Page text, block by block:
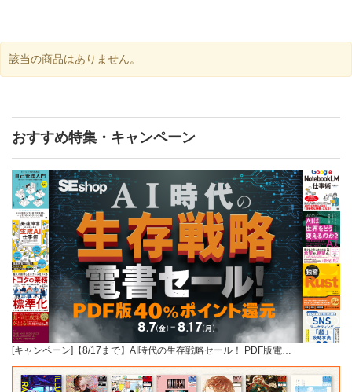
該当の商品はありません。
おすすめ特集・キャンペーン
[キャンペーン]【8/17まで】AI時代の生存戦略セール！ PDF版電…